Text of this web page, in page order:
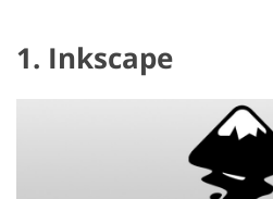
1. Inkscape